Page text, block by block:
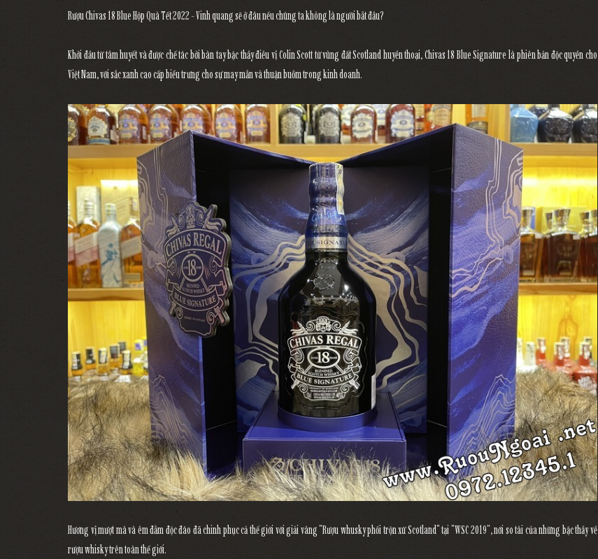
Rượu Chivas 18 Blue Hộp Quà Tết 2022 - Vinh quang sẽ ở đâu nếu chúng ta không là người bắt đầu?
Khởi đầu từ tâm huyết và được chế tác bởi bàn tay bậc thầy điều vị Colin Scott từ vùng đất Scotland huyền thoại, Chivas 18 Blue Signature là phiên bản độc quyền cho
Việt Nam, với sắc xanh cao cấp biểu trưng cho sự may mắn và thuận buồm trong kinh doanh.
Hương vị mượt mà và êm đằm độc đáo đã chinh phục cả thế giới với giải vàng "Rượu whusky phối trộn xứ Scotland" tại "WSC 2019", nới so tài của những bậc thầy về
rượu whisky trên toàn thế giới.